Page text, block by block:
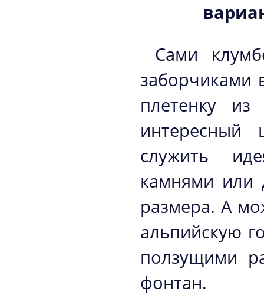
Сами
заборчиками
плетенку
служить
камнями или
размера. А
альпийскую
ползущими
фонтан.